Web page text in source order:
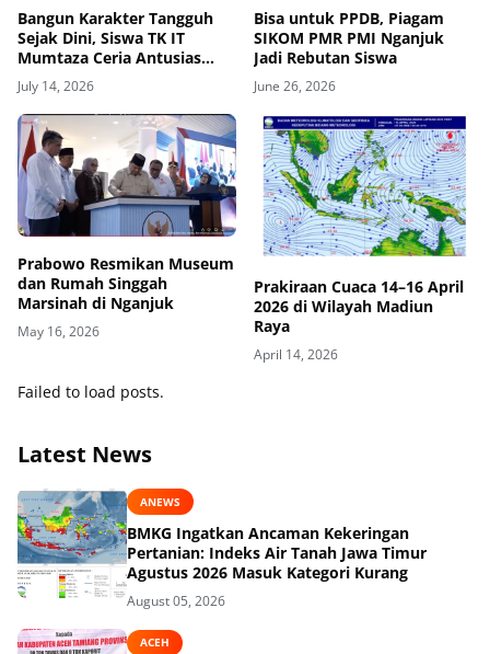
Bangun Karakter Tangguh
Sejak Dini, Siswa TK IT
Mumtaza Ceria Antusias
Ikuti Edukasi Keselamatan
dan Simulasi Gempa
July 14, 2026
Bisa untuk PPDB, Piagam
SIKOM PMR PMI Nganjuk
Jadi Rebutan Siswa
June 26, 2026
Prabowo Resmikan Museum
dan Rumah Singgah
Marsinah di Nganjuk
May 16, 2026
Prakiraan Cuaca 14–16 April
2026 di Wilayah Madiun
Raya
April 14, 2026
Failed to load posts.
Latest News
ANEWS
BMKG Ingatkan Ancaman Kekeringan
Pertanian: Indeks Air Tanah Jawa Timur
Agustus 2026 Masuk Kategori Kurang
August 05, 2026
ACEH